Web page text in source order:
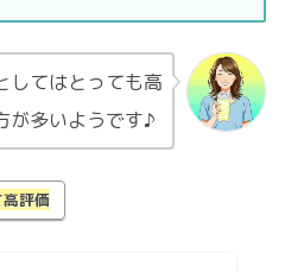
してはとっても高
が多いようです♪
評価